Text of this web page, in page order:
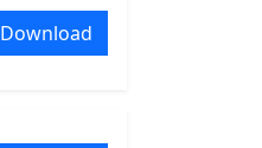
Download